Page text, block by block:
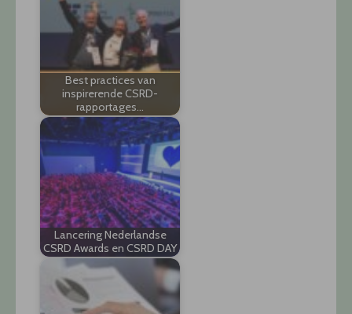
Best practices van
inspirerende CSRD-
rapportages…
Lancering Nederlandse
CSRD Awards en CSRD DAY